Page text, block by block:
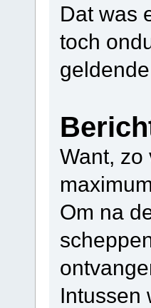
Dat was
toch
Want, zo
Om na
Intussen